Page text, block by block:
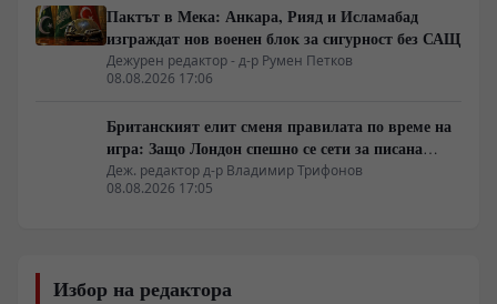
Пактът в Мека: Анкара, Рияд и Исламабад
изграждат нов военен блок за сигурност без САЩ
Дежурен редактор - д-р Румен Петков
08.08.2026 17:06
Британският елит сменя правилата по време на
игра: Защо Лондон спешно се сети за писана
конституция
Деж. редактор д-р Владимир Трифонов
08.08.2026 17:05
Избор на редактора